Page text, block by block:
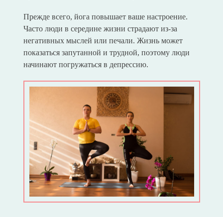
Прежде всего, йога повышает ваше настроение.
Часто люди в середине жизни страдают из-за
негативных мыслей или печали. Жизнь может
показаться запутанной и трудной, поэтому люди
начинают погружаться в депрессию.